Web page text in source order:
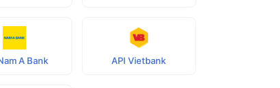
A Bank API Vietbank